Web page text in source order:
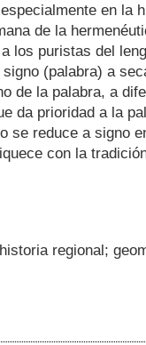
en la
de la
los puristas del
(palabra) a
de la palabra, a
da prioridad a la
se reduce a signo
con la
regional;